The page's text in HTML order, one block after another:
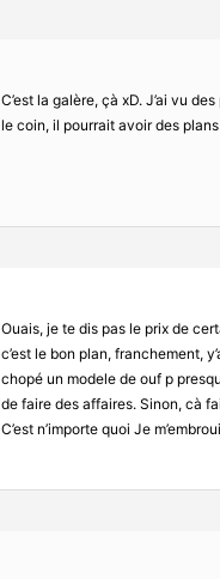
C’est la galère, çà xD. J’ai vu
le coin, il pourrait avoir des
Ouais, je te dis pas le prix de
c’est le bon plan, franchement,
chopé un modele de ouf p
de faire des affaires. Sinon, cà
C’est n’importe quoi Je